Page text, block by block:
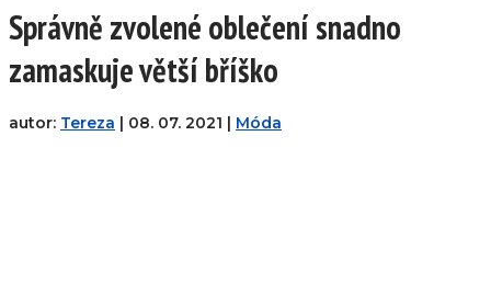
Správně zvolené oblečení snadno
zamaskuje větší bříško
autor: Tereza | 08. 07. 2021 | Móda